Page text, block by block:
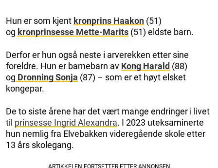
Hun er som kjent kronprins Haakon (51)
og kronprinsesse Mette-Marits (51) eldste barn.
Derfor er hun også neste i arverekken etter sine
foreldre. Hun er barnebarn av Kong Harald (88)
og Dronning Sonja (87) – som er et høyt elsket
kongepar.
De to siste årene har det vært mange endringer i livet
til prinsesse Ingrid Alexandra. I 2023 uteksaminerte
hun nemlig fra Elvebakken videregående skole etter
13 års skolegang.